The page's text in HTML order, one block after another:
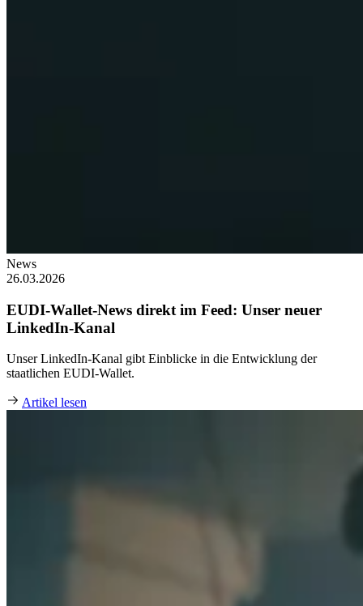
News
26.03.2026
EUDI-Wallet-News direkt im Feed: Unser neuer
LinkedIn-Kanal
Unser LinkedIn‑Kanal gibt Einblicke in die Entwicklung der
staatlichen EUDI‑Wallet.
Artikel lesen